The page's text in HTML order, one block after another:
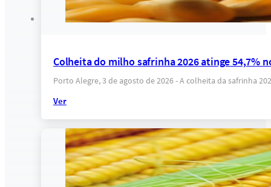
Colheita do milho safrinha 2026 atinge 54,7%
Porto Alegre, 3 de agosto de 2026 - A colheita da safrinha
Ver